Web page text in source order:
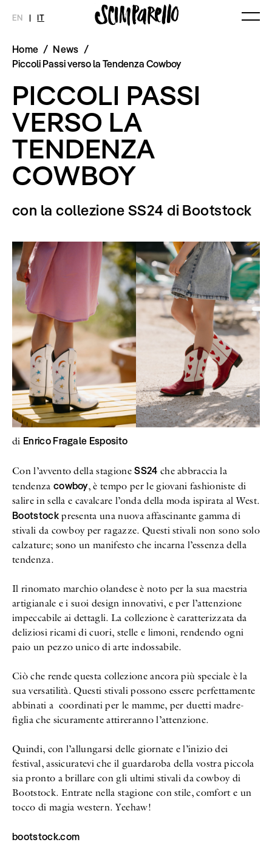
EN | IT
MAGAZINE
Archivio
NOVITÀ
Editoriali
Styling Tips
Video
INTERVIEW SCIMPARELLO
Newsletter
Privacy Policy
Home / News /
Piccoli Passi verso la Tendenza Cowboy
PICCOLI PASSI
VERSO LA
TENDENZA
COWBOY
con la collezione SS24 di Bootstock
di Enrico Fragale Esposito
Con l’avvento della stagioneSS24 che abbraccia la
tendenza cowboy, è tempo per le giovani fashioniste di
salire in sella e cavalcare l’onda della moda ispirata al West.
Bootstockpresenta una nuova affascinante gamma di
stivali da cowboy per ragazze. Questi stivali non sono solo
calzature; sono un manifesto che incarna l’essenza della
tendenza.
Il rinomato marchio olandese è noto per la sua maestria
artigianale e i suoi design innovativi, e per l’attenzione
impeccabile ai dettagli. La collezione è caratterizzata da
deliziosi ricami di cuori, stelle e limoni, rendendo ogni
paio un pezzo unico di arte indossabile.
Ciò che rende questa collezione ancora più speciale è la
sua versatilità. Questi stivali possono essere perfettamente
abbinati a coordinati per le mamme, per duetti madre-
figlia che sicuramente attireranno l’attenzione.
Quindi, con l’allungarsi delle giornate e l’inizio dei
festival, assicuratevi che il guardaroba della vostra piccola
sia pronto a brillare con gli ultimi stivali da cowboy di
Bootstock. Entrate nella stagione con stile, comfort e un
tocco di magia western. Yeehaw!
bootstock.com